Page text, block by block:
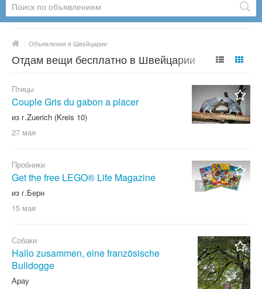
/ Объявления в Швейцарии
Отдам вещи бесплатно в Швейцарии
Птицы
Couple Gris du gabon a placer
из г.Zuerich (Kreis 10)
27 мая
7
Пробники
Get the free LEGO® Life Magazine
из г.Берн
15 мая
Собаки
Hallo zusammen, eine französische
Bulldogge
Арау